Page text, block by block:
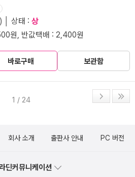
상태 : 상
원, 반값택배 : 2,400원
바로구매 보관함
1 / 24
회사 소개 출판사 안내 PC 버전
딘커뮤니케이션